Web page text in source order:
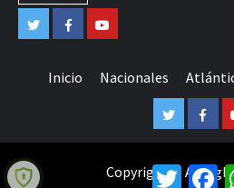
TwitterFacebook
Inicio Nacionales
Twitter
Copyright © AllTwitter